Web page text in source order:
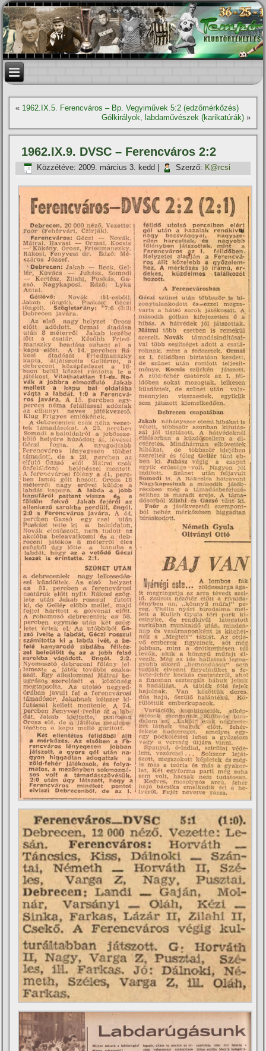
« 1962.IX.5. Ferencváros – Bp. Vegyiművek 5:2 (edzőmérkőzés)
Gólkirályok, labdaművészek (karikatúrák)»
1962.IX.9. DVSC – Ferencváros 2:2
Közzétéve: 2009. március 3. kedd Szerző: K@rcsi